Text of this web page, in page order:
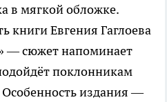
в мягкой обложке.
книги Евгения Гаглоева
— сюжет напоминает
поклонникам
издания —